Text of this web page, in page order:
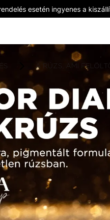
esetén ingyenes a
A RÚZS, AMI